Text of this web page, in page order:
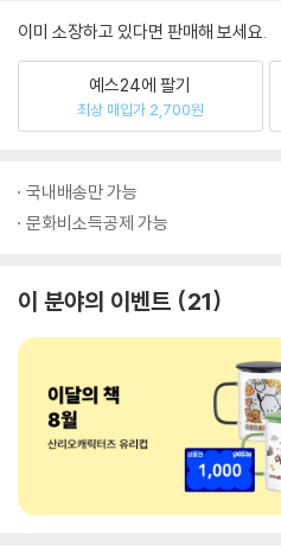
이미 소장하고 있다면 판매해 보세요.
예스24에 팔기
최상 매입가 2,700원
국내배송만 가능
문화비소득공제 가능
이 분야의 이벤트 21